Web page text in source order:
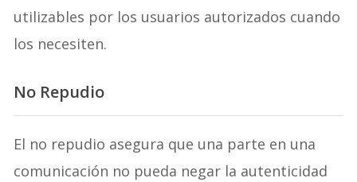
utilizables por los usuarios autorizados cuando
los necesiten.
No Repudio
El no repudio asegura que una parte en una
comunicación no pueda negar la autenticidad